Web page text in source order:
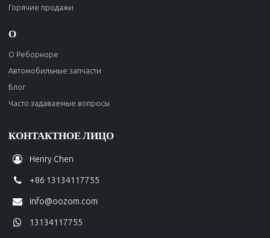
Горячие продажи
О
О Реборноре
Автомобильные запчасти
Блог
Часто задаваемые вопросы
КОНТАКТНОЕ ЛИЦО
Henry Chen
+86 13134117755
info@oozom.com
13134117755